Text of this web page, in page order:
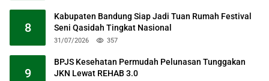
8
Kabupaten Bandung Siap Jadi Tuan Rumah Festival
Seni Qasidah Tingkat Nasional
31/07/2026 357
9
BPJS Kesehatan Permudah Pelunasan Tunggakan
JKN Lewat REHAB 3.0